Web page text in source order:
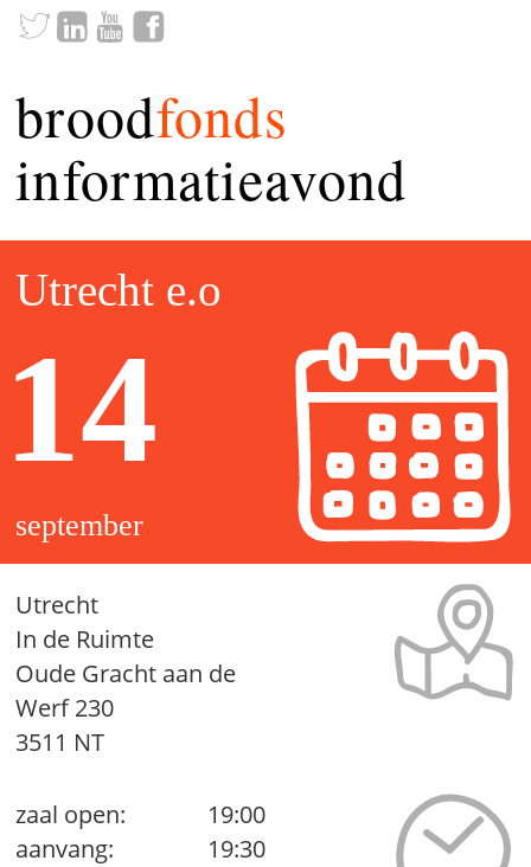
broodfonds
informatieavond
Utrecht e.o
14
september
Utrecht
In de Ruimte
Oude Gracht aan de
Werf 230
3511 NT
zaal open:
19:00
aanvang:
19:30